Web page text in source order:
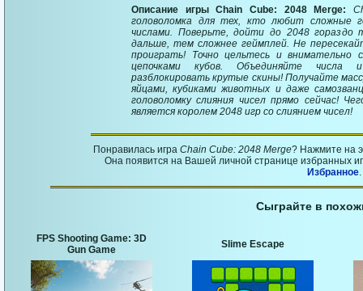
Описание игры Chain Cube: 2048 Merge:
головоломка для тех, кто любит сложные
числами. Поверьте, дойти до 2048 гораздо
дальше, тем сложнее геймплей. Не
проиграть! Точно цельтесь и внимательно
цепочками кубов. Объединяйте числа
разблокировать крутые скины! Получайте
яйцами, кубиками животных и даже
головоломку слияния чисел прямо сейчас!
является королем 2048 игр со слиянием чисел!
Понравилась игра Chain Cube: 2048 Merge? Нажмите на
Она появится на Вашей личной странице избранных
Избранное.
Сыграйте в
FPS Shooting Game: 3D
Gun Game
Slime Escape